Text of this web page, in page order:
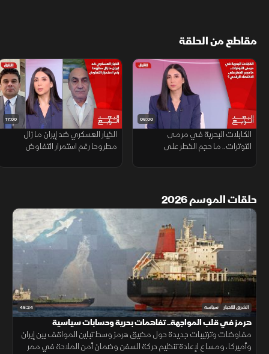
مقاطع من الحلقة
06:00
الكابلات البحرية في مرمى
التوترات.. ما حجم الخطر على
17:00
الخيار العسكري ضد إيران ما زال
مطروحا رغم استمرار التفاوض
حلقات الموسم 2026
45:24 الشرق للأخبار سياسة
هرمز في قلب المواجهة.. تفاهمات بحرية وحسابات سياسية
مفاوضات وترتيبات جديدة حول مضيق هرمز وسط تباين المواقف بين إيران
وأميركا، ومساع لإعادة تنظيم حركة السفن وضمان أمن الملاحة في ممر